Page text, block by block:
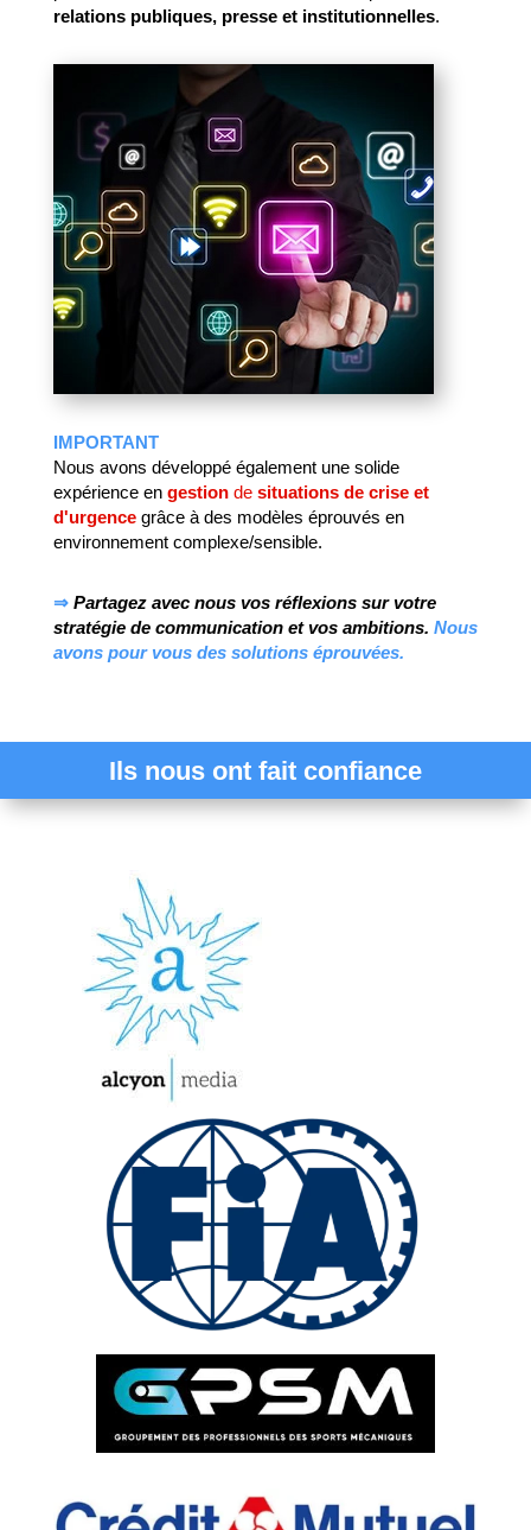
relations publiques, presse et institutionnelles.
IMPORTANT
Nous avons développé également une solide
expérience en gestionde situations de crise et
d'urgencegrâce à des modèles éprouvés en
environnement complexe/sensible.
⇒ Partagez avec nous vos réflexions sur votre
stratégie de communication et vos ambitions. Nous
avons pour vous des solutions éprouvées.
Ils nous ont fait confiance